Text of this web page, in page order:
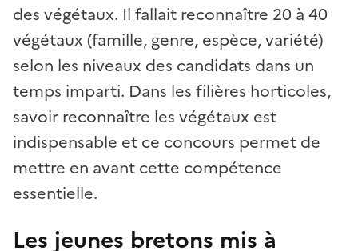
des végétaux. Il fallait reconnaître 20 à 40
végétaux (famille, genre, espèce, variété)
selon les niveaux des candidats dans un
temps imparti. Dans les filières horticoles,
savoir reconnaître les végétaux est
indispensable et ce concours permet de
mettre en avant cette compétence
essentielle.
Les jeunes bretons mis à